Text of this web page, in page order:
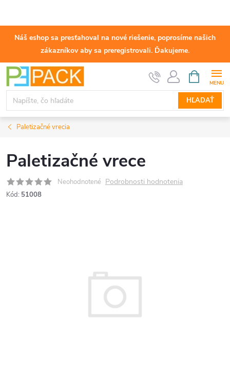
Náš eshop sa presťahoval na nové riešenie, poprosíme našich
zákazníkov aby sa preregistrovali. Ďakujeme.
Prejsť
obsah
HĽADAŤ
KOŠÍK
Paletizačné vrecia
Paletizačné vrece
Neohodnotené Podrobnosti hodnotenia
Kód: 51008